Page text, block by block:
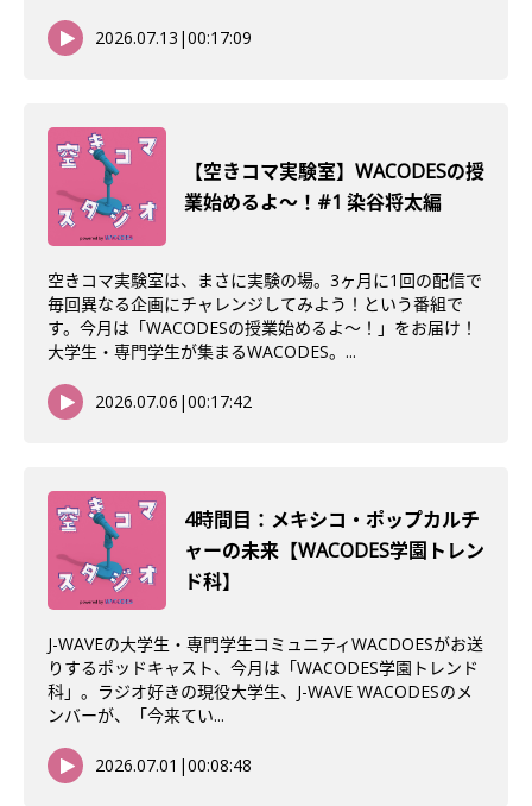
2026.07.13 |00:17:09
【空きコマ実験室】WACODESの授
業始めるよ～！#1 染谷将太編
空きコマ実験室は、まさに実験の場。3ヶ月に1回の配信で
毎回異なる企画にチャレンジしてみよう！という番組で
す。今月は「WACODESの授業始めるよ～！」をお届け！
大学生・専門学生が集まるWACODES。...
2026.07.06 |00:17:42
4時間目：メキシコ・ポップカルチ
ャーの未来【WACODES学園トレン
ド科】
J-WAVEの大学生・専門学生コミュニティWACDOESがお送
りするポッドキャスト、今月は「WACODES学園トレンド
科」。ラジオ好きの現役大学生、J-WAVE WACODESのメ
ンバーが、「今来てい...
2026.07.01 |00:08:48